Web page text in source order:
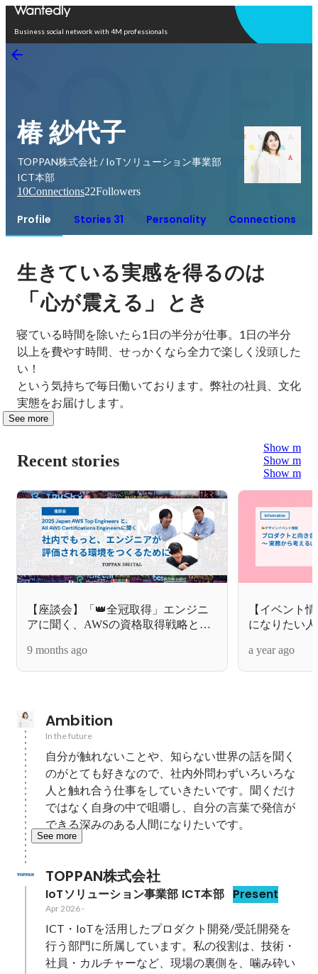
Business social network with 4M professionals
椿 紗代子
TOPPAN株式会社 / IoTソリューション事業部
ICT本部
10Connections22Followers
Profile Stories 31 Personality Connections
生きている実感を得るのは
「心が震える」 とき
寝ている時間を除いたら1日の半分が仕事。1日の半分
以上を費やす時間、せっかくなら全力で楽しく没頭した
い！
という気持ちで毎日働いております。弊社の社員、文化
実態をお届けします。
See more
Recent stories
Show more
Show more
Show more
【座談会】「👑全冠取得」エンジニ
アに聞く、AWSの資格取得戦略と社
9 months ago
【イベント
になりたい
a year ago
Ambition
In the future
自分が触れないことや、知らない世界の話を聞く
のがとても好きなので、社内外問わずいろいろな
人と触れ合う仕事をしていきたいです。聞くだけ
ではなく自身の中で咀嚼し、自分の言葉で発信が
できる深みのある人間になりたいです。
See more
TOPPAN株式会社
IoTソリューション事業部 ICT本部 Present
Apr 2026-
ICT・IoTを活用したプロダクト開発/受託開発を
行う部門に所属しています。私の役割は、技術・
社員・カルチャーなど、現場の裏側を、噛み砕い